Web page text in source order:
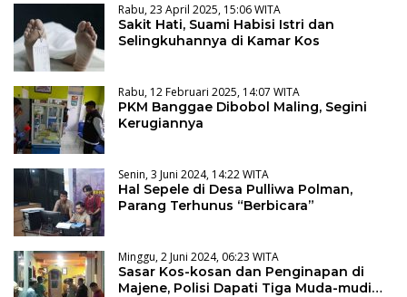
Rabu, 23 April 2025, 15:06 WITA
Sakit Hati, Suami Habisi Istri dan
Selingkuhannya di Kamar Kos
Rabu, 12 Februari 2025, 14:07 WITA
PKM Banggae Dibobol Maling, Segini
Kerugiannya
Senin, 3 Juni 2024, 14:22 WITA
Hal Sepele di Desa Pulliwa Polman,
Parang Terhunus “Berbicara”
Minggu, 2 Juni 2024, 06:23 WITA
Sasar Kos-kosan dan Penginapan di
Majene, Polisi Dapati Tiga Muda-mudi